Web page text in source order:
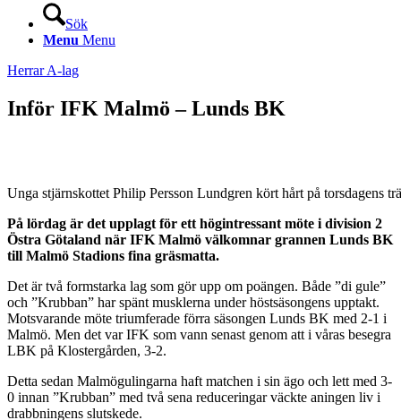
Sök
Menu Menu
Herrar A-lag
Inför IFK Malmö – Lunds BK
Unga stjärnskottet Philip Persson Lundgren kört hårt på torsdagens
På lördag är det upplagt för ett högintressant möte i division 2
Östra Götaland när IFK Malmö välkomnar grannen Lunds BK
till Malmö Stadions fina gräsmatta.
Det är två formstarka lag som gör upp om poängen. Både ”di gule”
och ”Krubban” har spänt musklerna under höstsäsongens upptakt.
Motsvarande möte triumferade förra säsongen Lunds BK med 2-1 i
Malmö. Men det var IFK som vann senast genom att i våras besegra
LBK på Klostergården, 3-2.
Detta sedan Malmögulingarna haft matchen i sin ägo och lett med 3-
0 innan ”Krubban” med två sena reduceringar väckte aningen liv i
drabbningens slutskede.